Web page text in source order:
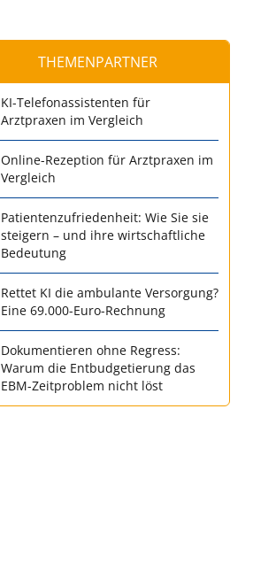
THEMENPARTNER
KI-Telefonassistenten für
Arztpraxen im Vergleich
Online-Rezeption für Arztpraxen im
Vergleich
Patientenzufriedenheit: Wie Sie sie
steigern – und ihre wirtschaftliche
Bedeutung
Rettet KI die ambulante Versorgung?
Eine 69.000-Euro-Rechnung
Dokumentieren ohne Regress:
Warum die Entbudgetierung das
EBM-Zeitproblem nicht löst